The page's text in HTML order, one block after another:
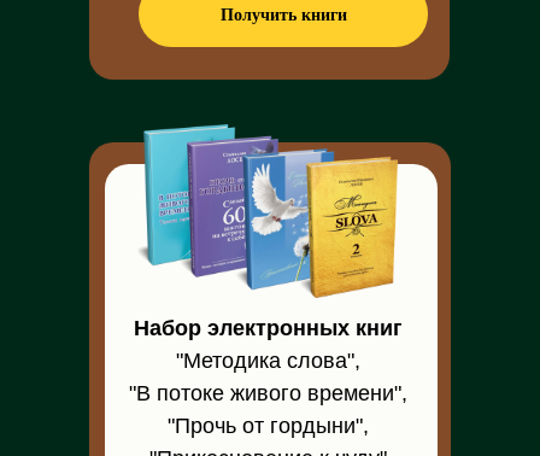
Получить книги
Набор электронных книг
"Методика слова",
"В потоке живого времени",
"Прочь от гордыни",